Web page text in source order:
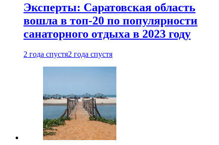
Эксперты: Саратовская область
вошла в топ-20 по популярности
санаторного отдыха в 2023 году
2 года спустя2 года спустя